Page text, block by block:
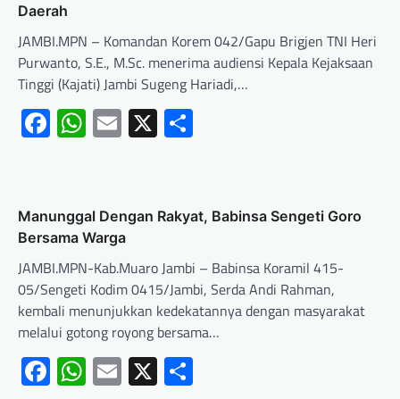
Daerah
JAMBI.MPN – Komandan Korem 042/Gapu Brigjen TNI Heri
Purwanto, S.E., M.Sc. menerima audiensi Kepala Kejaksaan
Tinggi (Kajati) Jambi Sugeng Hariadi,…
Facebook
WhatsApp
Email
X
Manunggal Dengan Rakyat, Babinsa Sengeti Goro
Bersama Warga
JAMBI.MPN-Kab.Muaro Jambi – Babinsa Koramil 415-
05/Sengeti Kodim 0415/Jambi, Serda Andi Rahman,
kembali menunjukkan kedekatannya dengan masyarakat
melalui gotong royong bersama…
Facebook
WhatsApp
Email
X